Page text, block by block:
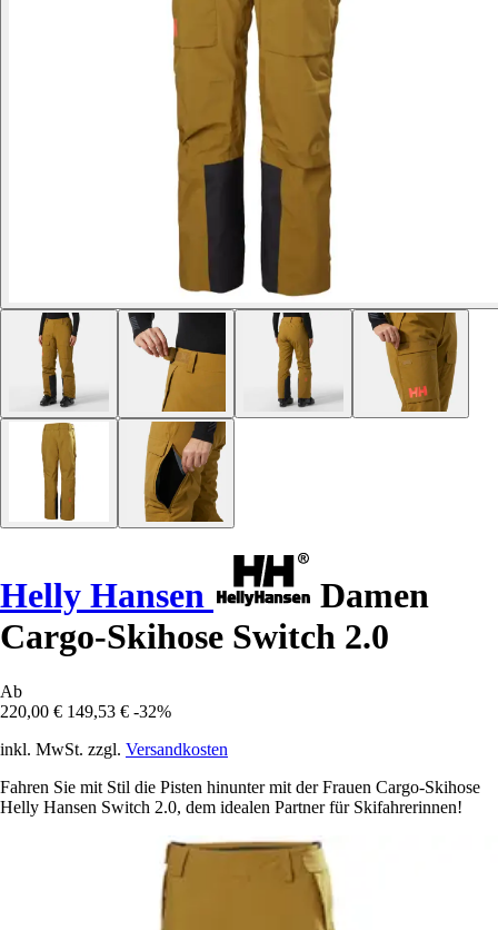
Helly Hansen
Damen
Cargo-Skihose Switch 2.0
Ab
220,00 € 149,53 € -32%
inkl. MwSt. zzgl. Versandkosten
Fahren Sie mit Stil die Pisten hinunter mit der Frauen Cargo-Skihose
Helly Hansen Switch 2.0, dem idealen Partner für Skifahrerinnen!